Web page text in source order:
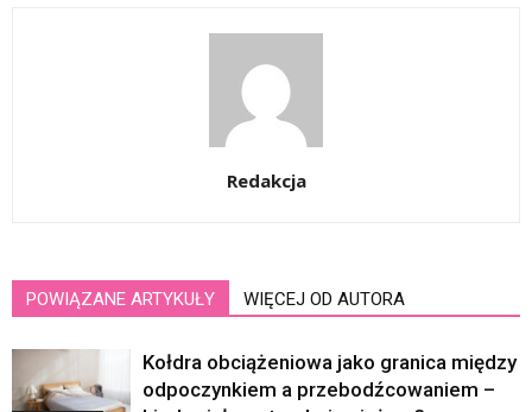
Redakcja
POWIĄZANE ARTYKUŁY WIĘCEJ OD AUTORA
Kołdra obciążeniowa jako granica między
odpoczynkiem a przebodźcowaniem –